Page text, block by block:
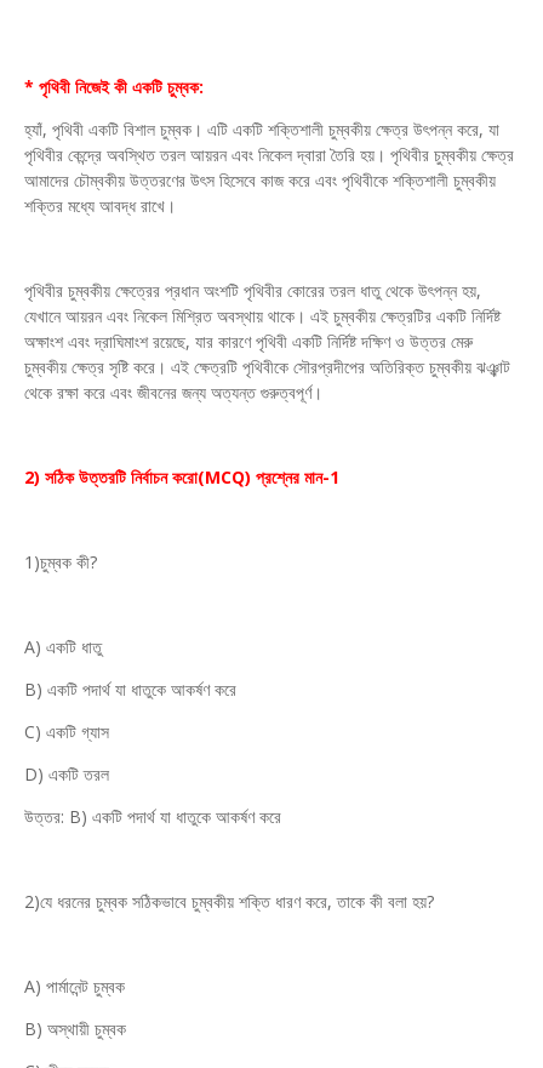
* পৃথিবী নিজেই কী একটি চুম্বক:
হ্যাঁ, পৃথিবী একটি বিশাল চুম্বক। এটি একটি শক্তিশালী চুম্বকীয় ক্ষেত্র উৎপন্ন করে, যা
পৃথিবীর কেন্দ্রে অবস্থিত তরল আয়রন এবং নিকেল দ্বারা তৈরি হয়। পৃথিবীর চুম্বকীয় ক্ষেত্র
আমাদের চৌম্বকীয় উত্তরণের উৎস হিসেবে কাজ করে এবং পৃথিবীকে শক্তিশালী চুম্বকীয়
শক্তির মধ্যে আবদ্ধ রাখে।
পৃথিবীর চুম্বকীয় ক্ষেত্রের প্রধান অংশটি পৃথিবীর কোরের তরল ধাতু থেকে উৎপন্ন হয়,
যেখানে আয়রন এবং নিকেল মিশ্রিত অবস্থায় থাকে। এই চুম্বকীয় ক্ষেত্রটির একটি নির্দিষ্ট
অক্ষাংশ এবং দ্রাঘিমাংশ রয়েছে, যার কারণে পৃথিবী একটি নির্দিষ্ট দক্ষিণ ও উত্তর মেরু
চুম্বকীয় ক্ষেত্র সৃষ্টি করে। এই ক্ষেত্রটি পৃথিবীকে সৌরপ্রদীপের অতিরিক্ত চুম্বকীয় ঝঞ্ঝাট
থেকে রক্ষা করে এবং জীবনের জন্য অত্যন্ত গুরুত্বপূর্ণ।
2) সঠিক উত্তরটি নির্বাচন করো(MCQ) প্রশ্নের মান-1
1)চুম্বক কী?
A) একটি ধাতু
B) একটি পদার্থ যা ধাতুকে আকর্ষণ করে
C) একটি গ্যাস
D) একটি তরল
উত্তর: B) একটি পদার্থ যা ধাতুকে আকর্ষণ করে
2)যে ধরনের চুম্বক সঠিকভাবে চুম্বকীয় শক্তি ধারণ করে, তাকে কী বলা হয়?
A) পার্মানেন্ট চুম্বক
B) অস্থায়ী চুম্বক